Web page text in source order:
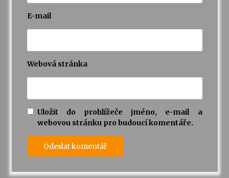
E-mail
Webová stránka
Uložit do prohlížeče jméno, e-mail a
webovou stránku pro budoucí komentáře.